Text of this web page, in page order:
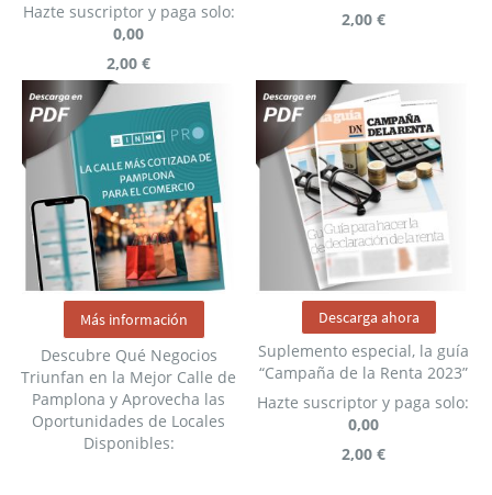
2,00 €
Hazte suscriptor y paga solo:
0,00
2,00 €
Descubre Qué Negocios
Triunfan en la Mejor Calle de
Pamplona y Aprovecha las
Oportunidades de Locales
Disponibles:
Más información
Suplemento especial, la guía
“Campaña de la Renta 2023”
2,00 €
Hazte suscriptor y paga solo:
0,00
Descarga ahora